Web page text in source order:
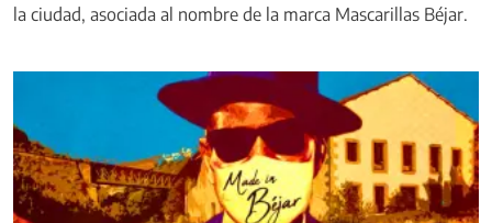
la ciudad, asociada al nombre de la marca Mascarillas Béjar.